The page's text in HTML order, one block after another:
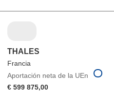
THALES
Francia
Aportación neta de la UEn
€ 599 875,00